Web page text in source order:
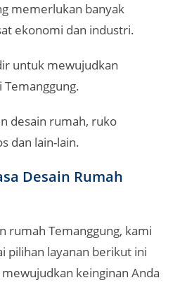
memerlukan banyak
ekonomi dan industri.
untuk mewujudkan
desain rumah, ruko
dan lain-lain.
Desain Rumah
rumah Temanggung, kami
pilihan layanan berikut ini
keinginan Anda